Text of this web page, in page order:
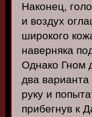
Наконец,
и воздух
широкого
наверняка
Однако Гном
два
руку и
прибегнув к